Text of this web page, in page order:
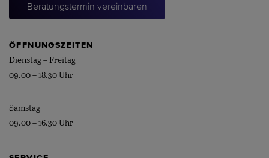
Beratungstermin vereinbaren
ÖFFNUNGSZEITEN
Dienstag – Freitag
09.00 – 18.30 Uhr
Samstag
09.00 – 16.30 Uhr